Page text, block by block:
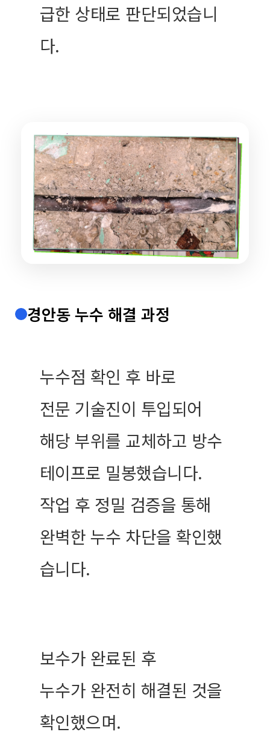
급한 상태로 판단되었습니
다.
경안동 누수 해결 과정
누수점 확인 후 바로
전문 기술진이 투입되어
해당 부위를 교체하고 방수
테이프로 밀봉했습니다.
작업 후 정밀 검증을 통해
완벽한 누수 차단을 확인했
습니다.
보수가 완료된 후
누수가 완전히 해결된 것을
확인했으며.